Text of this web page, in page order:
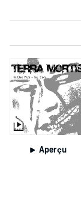
Aperçu